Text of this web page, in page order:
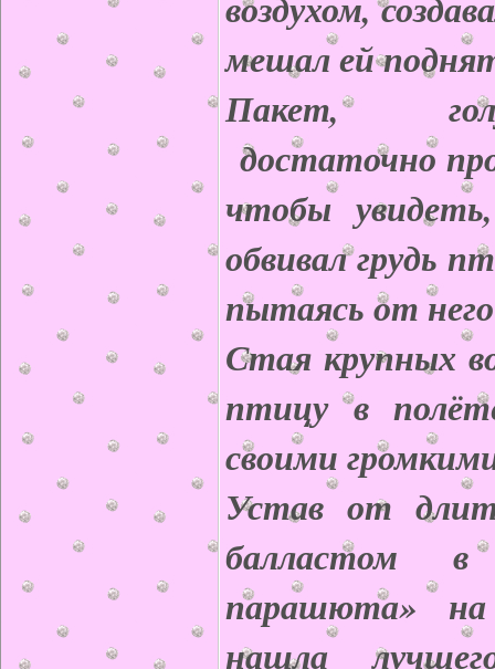
мешал ей
Пакет,
достаточно
чтобы
обвивал грудь
пытаясь от
Стая крупных
птицу в
своими
Устав от
балластом
парашюта»
нашла